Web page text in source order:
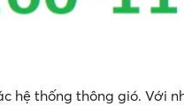
hệ thống thông gió.